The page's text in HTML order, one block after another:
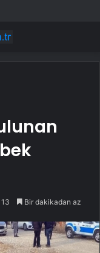
13 Bir dakikadan az